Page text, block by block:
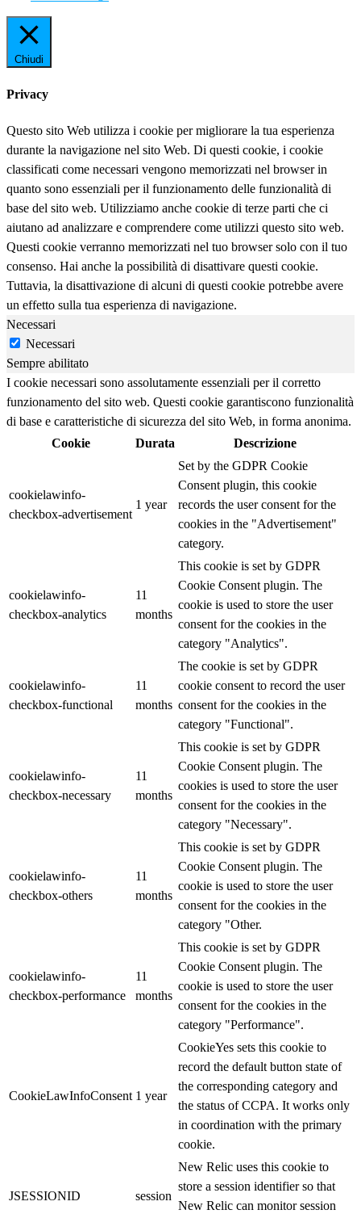
Chiudi
Privacy
Questo sito Web utilizza i cookie per migliorare la tua esperienza
durante la navigazione nel sito Web. Di questi cookie, i cookie
classificati come necessari vengono memorizzati nel browser in
quanto sono essenziali per il funzionamento delle funzionalità di
base del sito web. Utilizziamo anche cookie di terze parti che ci
aiutano ad analizzare e comprendere come utilizzi questo sito web.
Questi cookie verranno memorizzati nel tuo browser solo con il tuo
consenso. Hai anche la possibilità di disattivare questi cookie.
Tuttavia, la disattivazione di alcuni di questi cookie potrebbe avere
un effetto sulla tua esperienza di navigazione.
Necessari
Necessari
Sempre abilitato
I cookie necessari sono assolutamente essenziali per il corretto
funzionamento del sito web. Questi cookie garantiscono funzionalità
di base e caratteristiche di sicurezza del sito Web, in forma anonima.
Cookie
Durata Descrizione
cookielawinfo-
checkbox-advertisement
1 year
Set by the GDPR Cookie
Consent plugin, this cookie
records the user consent for the
cookies in the "Advertisement"
category.
cookielawinfo-
checkbox-analytics
11
months
This cookie is set by GDPR
Cookie Consent plugin. The
cookie is used to store the user
consent for the cookies in the
category "Analytics".
cookielawinfo-
checkbox-functional
11
months
The cookie is set by GDPR
cookie consent to record the user
consent for the cookies in the
category "Functional".
cookielawinfo-
checkbox-necessary
11
months
This cookie is set by GDPR
Cookie Consent plugin. The
cookies is used to store the user
consent for the cookies in the
category "Necessary".
cookielawinfo-
checkbox-others
11
months
This cookie is set by GDPR
Cookie Consent plugin. The
cookie is used to store the user
consent for the cookies in the
category "Other.
cookielawinfo-
checkbox-performance
11
months
This cookie is set by GDPR
Cookie Consent plugin. The
cookie is used to store the user
consent for the cookies in the
category "Performance".
CookieLawInfoConsent 1 year
CookieYes sets this cookie to
record the default button state of
the corresponding category and
the status of CCPA. It works only
in coordination with the primary
cookie.
JSESSIONID session
New Relic uses this cookie to
store a session identifier so that
New Relic can monitor session